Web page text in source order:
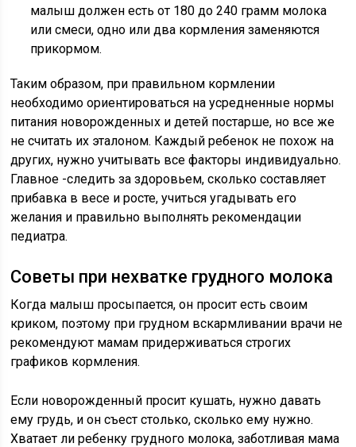
малыш должен есть от 180 до 240 грамм молока
или смеси, одно или два кормления заменяются
прикормом.
Таким образом, при правильном кормлении
необходимо ориентироваться на усредненные нормы
питания новорожденных и детей постарше, но все же
не считать их эталоном. Каждый ребенок не похож на
других, нужно учитывать все факторы индивидуально.
Главное -следить за здоровьем, сколько составляет
прибавка в весе и росте, учиться угадывать его
желания и правильно выполнять рекомендации
педиатра.
Советы при нехватке грудного молока
Когда малыш просыпается, он просит есть своим
криком, поэтому при грудном вскармливании врачи не
рекомендуют мамам придерживаться строгих
графиков кормления.
Если новорожденный просит кушать, нужно давать
ему грудь, и он съест столько, сколько ему нужно.
Хватает ли ребенку грудного молока, заботливая мама